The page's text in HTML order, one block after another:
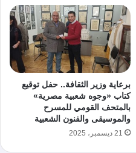
برعاية وزير الثقافة.. حفل توقيع
كتاب «وجوه شعبية مصرية»
بالمتحف القومي للمسرح
والموسيقى والفنون الشعبية
21 ديسمبر، 2025